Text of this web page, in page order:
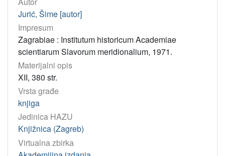
Jurić, Šime [autor]
Impresum
Zagrabiae : Institutum historicum Academiae
scientiarum Slavorum meridionalium, 1971.
Materijalni opis
XII, 380 str.
Vrsta građe
knjiga
Jedinica HAZU
Knjižnica (Zagreb)
Virtualna zbirka